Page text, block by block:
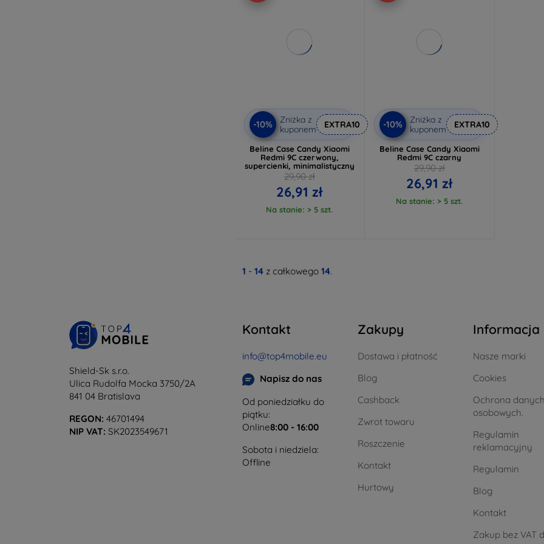
-10%
Zniżka z
kuponem
EXTRA10
Beline Case Candy Xiaomi
Redmi 9C czerwony,
supercienki, minimalistyczny
29,90 zł
26,91 zł
Na stanie: > 5 szt.
-10%
Zniżka z
kuponem
EXTRA10
Beline Case Candy Xiaomi
Redmi 9C czarny
29,90 zł
26,91 zł
Na stanie: > 5 szt.
1 - 14 z całkowego 14.
Shield-Sk s.r.o.
Ulica Rudolfa Mocka 3750/2A
841 04 Bratislava
REGON: 46701494
NIP VAT: SK2023549671
Kontakt
info@top4mobile.eu
Napisz do nas
Od poniedziałku do
piątku:
Online8:00 - 16:00
Sobota i niedziela:
Offline
Zakupy
Dostawa i płatność
Blog
Cashback
Zwrot towaru
Roszczenie
Kontakt
Hurtowy
Informacja
Nasze marki
Cookies
Ochrona danych
osobowych.
Regulamin
reklamacyjny
Regulamin
Blog
Kontakt
Zakup bez VAT